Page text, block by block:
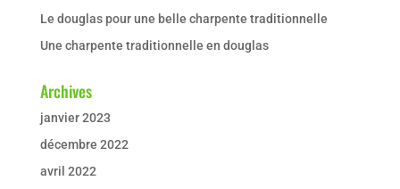
Le douglas pour une belle charpente traditionnelle
Une charpente traditionnelle en douglas
Archives
janvier 2023
décembre 2022
avril 2022